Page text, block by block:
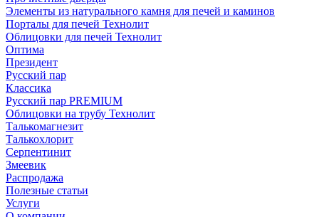
Элементы из натурального камня для печей и каминов
Порталы для печей Технолит
Облицовки для печей Технолит
Оптима
Президент
Русский пар
Классика
Русский пар PREMIUM
Облицовки на трубу Технолит
Талькомагнезит
Талькохлорит
Серпентинит
Змеевик
Распродажа
Полезные статьи
Услуги